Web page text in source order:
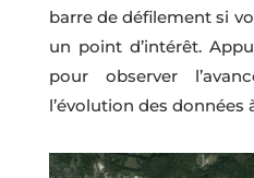
barre de défilement si
un point d’intérêt.
pour observer
l’évolution des données